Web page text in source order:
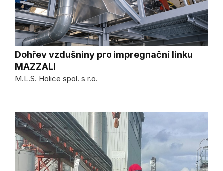
Dohřev vzdušniny pro impregnační linku
MAZZALI
M.L.S. Holice spol. s r.o.